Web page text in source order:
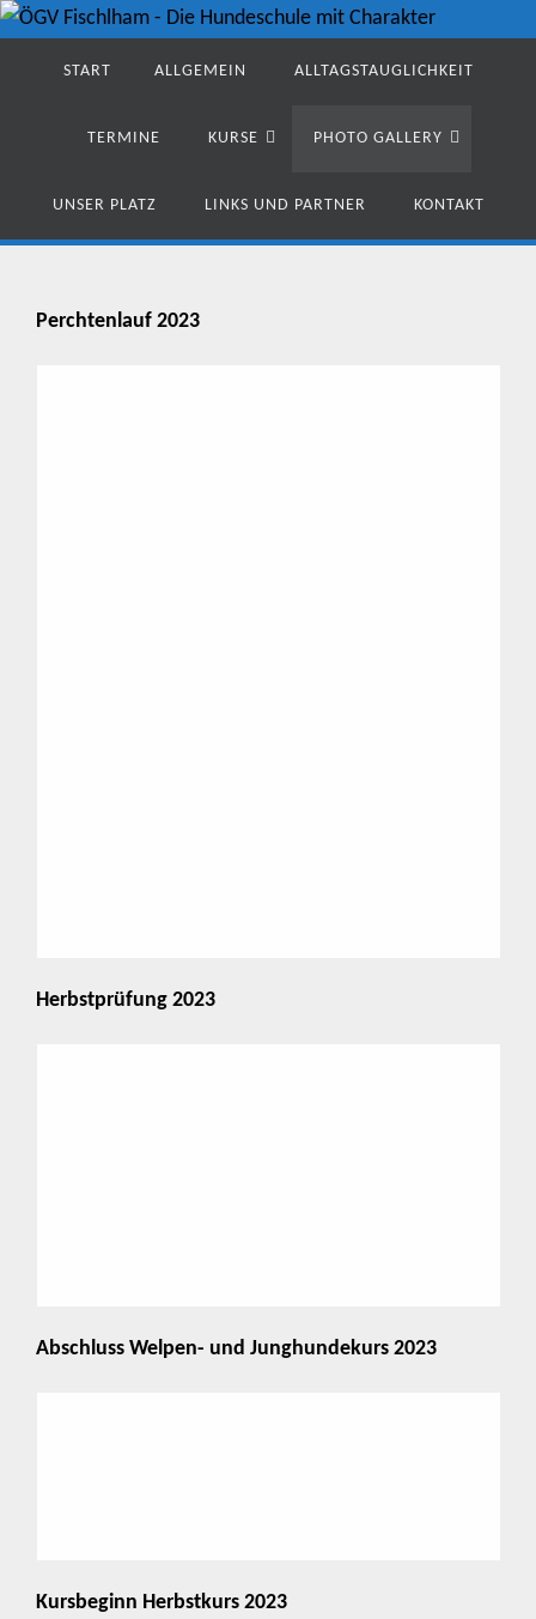
Zum
START ALLGEMEIN ALLTAGSTAUGLICHKEIT
TERMINE KURSE PHOTO GALLERY
UNSER PLATZ LINKS UND PARTNER KONTAKT
Perchtenlauf 2023
Herbstprüfung 2023
Abschluss Welpen- und Junghundekurs 2023
Kursbeginn Herbstkurs 2023